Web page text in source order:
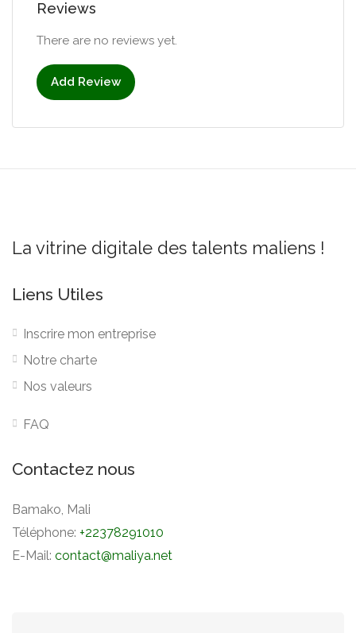
Reviews
There are no reviews yet.
Add Review
La vitrine digitale des talents maliens !
Liens Utiles
Inscrire mon entreprise
Notre charte
Nos valeurs
FAQ
Contactez nous
Bamako, Mali
Téléphone: +22378291010
E-Mail: contact@maliya.net